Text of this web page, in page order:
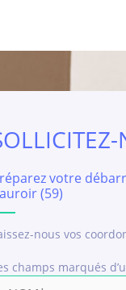
votre
(59)
nous vos
champs marqués